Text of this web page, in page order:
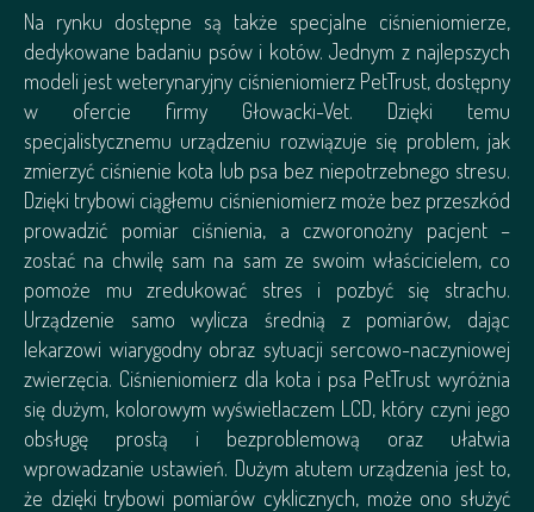
Na rynku dostępne są także specjalne ciśnieniomierze,
dedykowane badaniu psów i kotów. Jednym z najlepszych
modeli jest weterynaryjny ciśnieniomierz PetTrust, dostępny
w ofercie firmy Głowacki-Vet. Dzięki temu
specjalistycznemu urządzeniu rozwiązuje się problem, jak
zmierzyć ciśnienie kota lub psa bez niepotrzebnego stresu.
Dzięki trybowi ciągłemu ciśnieniomierz może bez przeszkód
prowadzić pomiar ciśnienia, a czworonożny pacjent –
zostać na chwilę sam na sam ze swoim właścicielem, co
pomoże mu zredukować stres i pozbyć się strachu.
Urządzenie samo wylicza średnią z pomiarów, dając
lekarzowi wiarygodny obraz sytuacji sercowo-naczyniowej
zwierzęcia. Ciśnieniomierz dla kota i psa PetTrust wyróżnia
się dużym, kolorowym wyświetlaczem LCD, który czyni jego
obsługę prostą i bezproblemową oraz ułatwia
wprowadzanie ustawień. Dużym atutem urządzenia jest to,
że dzięki trybowi pomiarów cyklicznych, może ono służyć